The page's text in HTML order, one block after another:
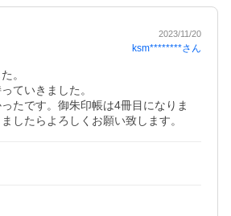
2023/11/20
ksm********さん
。
ていきました。
たです。御朱印帳は4冊目になりま
したらよろしくお願い致します。